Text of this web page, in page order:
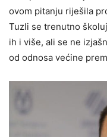
ovom pitanju riješila
Tuzli se trenutno
ih i više, ali se ne
od odnosa većine